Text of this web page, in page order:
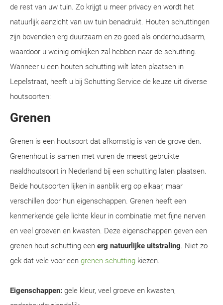
de rest van uw tuin. Zo krijgt u meer privacy en wordt het
natuurlijk aanzicht van uw tuin benadrukt. Houten schuttingen
zijn bovendien erg duurzaam en zo goed als onderhoudsarm,
waardoor u weinig omkijken zal hebben naar de schutting.
Wanneer u een houten schutting wilt laten plaatsen in
Lepelstraat, heeft u bij Schutting Service de keuze uit diverse
houtsoorten:
Grenen
Grenen is een houtsoort dat afkomstig is van de grove den.
Grenenhout is samen met vuren de meest gebruikte
naaldhoutsoort in Nederland bij een schutting laten plaatsen.
Beide houtsoorten lijken in aanblik erg op elkaar, maar
verschillen door hun eigenschappen. Grenen heeft een
kenmerkende gele lichte kleur in combinatie met fijne nerven
en veel groeven en kwasten. Deze eigenschappen geven een
grenen hout schutting een erg natuurlijke uitstraling. Niet zo
gek dat vele voor een grenen schutting kiezen.
Eigenschappen: gele kleur, veel groeve en kwasten,